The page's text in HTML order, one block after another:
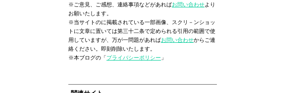
※ご意見、ご感想、連絡事項などがあればお問い合わせより
お願いたします。
※当サイトのに掲載されている一部画像、スクリ－ンショッ
トに文章に置いては第三十二条で定められる引用の範囲で使
用していますが、万が一問題があればお問い合わせからご連
絡ください。即刻削除いたします。
※本ブログの「プライバシーポリシー 」